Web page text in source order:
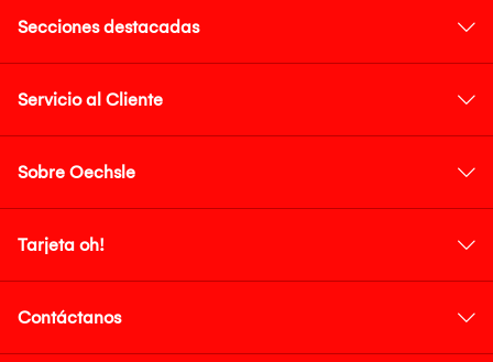
Secciones destacadas
Servicio al Cliente
Sobre Oechsle
Tarjeta oh!
Contáctanos